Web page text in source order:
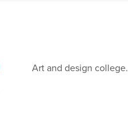
Art and design college.